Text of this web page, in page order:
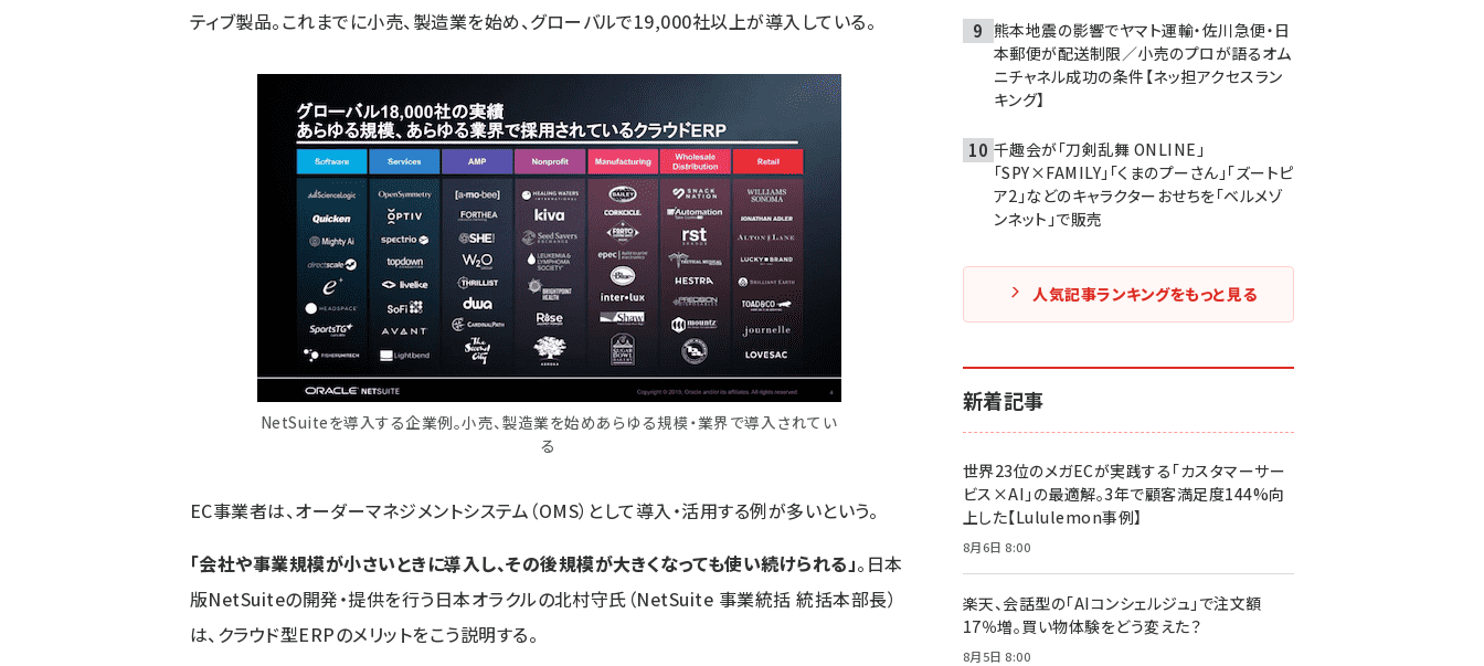
ティブ製品。これまでに小売、製造業を始め、グローバルで19,000社以上が導入している。
NetSuiteを導入する企業例。小売、製造業を始めあらゆる規模・業界で導入されてい
る
EC事業者は、オーダーマネジメントシステム（OMS）として導入・活用する例が多いという。
「会社や事業規模が小さいときに導入し、その後規模が大きくなっても使い続けられる」。日本
版NetSuiteの開発・提供を行う日本オラクルの北村守氏（NetSuite 事業統括 統括本部長）
は、クラウド型ERPのメリットをこう説明する。
熊本地震の影響でヤマト運輸・佐川急便・日
本郵便が配送制限／小売のプロが語るオム
ニチャネル成功の条件【ネッ担アクセスラン
キング】
千趣会が「刀剣乱舞 ONLINE」
「SPY×FAMILY」「くまのプーさん」「ズートピ
ア2」などのキャラクターおせちを「ベルメゾ
ンネット」で販売
人気記事ランキングをもっと見る
新着記事
世界23位のメガECが実践する「カスタマーサー
ビス×AI」の最適解。3年で顧客満足度144%向
上した【Lululemon事例】
8月6日 8:00
楽天、会話型の「AIコンシェルジュ」で注文額
17％増。買い物体験をどう変えた？
8月5日 8:00